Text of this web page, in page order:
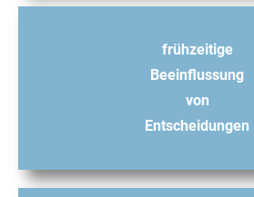
frühzeitige
Beeinflussung
von
Entscheidungen